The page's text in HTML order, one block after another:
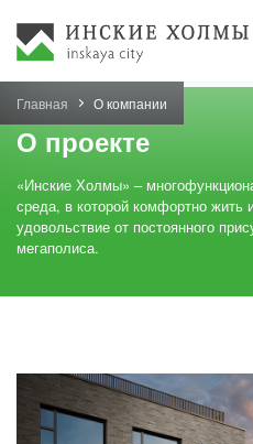
Главная О компании
О проекте
«Инские Холмы» –
среда, в которой комфортно жить
удовольствие от постоянного
мегаполиса.